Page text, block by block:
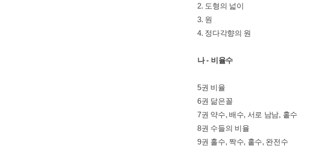
2. 도형의 넓이
3. 원
4. 정다각향의 원
나 - 비율수
5권 비율
6권 닮은꼴
7권 약수, 배수, 서로 남남, 홑수
8권 수들의 비율
9권 홀수, 짝수, 홑수, 완전수